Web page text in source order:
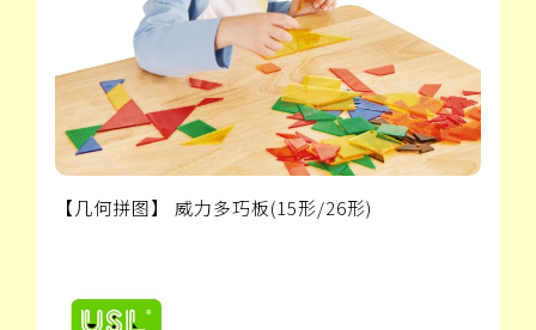
【几何拼图】 威力多巧板(15形/26形)